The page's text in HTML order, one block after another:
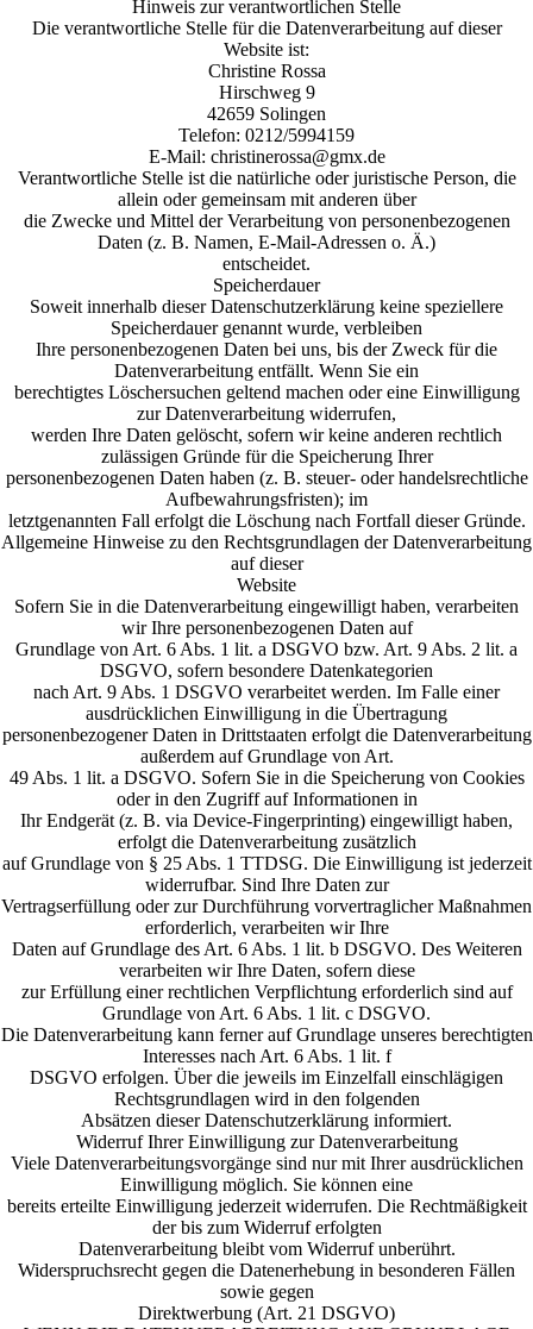
Hinweis zur verantwortlichen Stelle
Die verantwortliche Stelle für die Datenverarbeitung auf dieser
Website ist:
Christine Rossa
Hirschweg 9
42659 Solingen
Telefon: 0212/5994159
E-Mail: christinerossa@gmx.de
Verantwortliche Stelle ist die natürliche oder juristische Person, die
allein oder gemeinsam mit anderen über
die Zwecke und Mittel der Verarbeitung von personenbezogenen
Daten (z. B. Namen, E-Mail-Adressen o. Ä.)
entscheidet.
Speicherdauer
Soweit innerhalb dieser Datenschutzerklärung keine speziellere
Speicherdauer genannt wurde, verbleiben
Ihre personenbezogenen Daten bei uns, bis der Zweck für die
Datenverarbeitung entfällt. Wenn Sie ein
berechtigtes Löschersuchen geltend machen oder eine Einwilligung
zur Datenverarbeitung widerrufen,
werden Ihre Daten gelöscht, sofern wir keine anderen rechtlich
zulässigen Gründe für die Speicherung Ihrer
personenbezogenen Daten haben (z. B. steuer- oder handelsrechtliche
Aufbewahrungsfristen); im
letztgenannten Fall erfolgt die Löschung nach Fortfall dieser Gründe.
Allgemeine Hinweise zu den Rechtsgrundlagen der Datenverarbeitung
auf dieser
Website
Sofern Sie in die Datenverarbeitung eingewilligt haben, verarbeiten
wir Ihre personenbezogenen Daten auf
Grundlage von Art. 6 Abs. 1 lit. a DSGVO bzw. Art. 9 Abs. 2 lit. a
DSGVO, sofern besondere Datenkategorien
nach Art. 9 Abs. 1 DSGVO verarbeitet werden. Im Falle einer
ausdrücklichen Einwilligung in die Übertragung
personenbezogener Daten in Drittstaaten erfolgt die Datenverarbeitung
außerdem auf Grundlage von Art.
49 Abs. 1 lit. a DSGVO. Sofern Sie in die Speicherung von Cookies
oder in den Zugriff auf Informationen in
Ihr Endgerät (z. B. via Device-Fingerprinting) eingewilligt haben,
erfolgt die Datenverarbeitung zusätzlich
auf Grundlage von § 25 Abs. 1 TTDSG. Die Einwilligung ist jederzeit
widerrufbar. Sind Ihre Daten zur
Vertragserfüllung oder zur Durchführung vorvertraglicher Maßnahmen
erforderlich, verarbeiten wir Ihre
Daten auf Grundlage des Art. 6 Abs. 1 lit. b DSGVO. Des Weiteren
verarbeiten wir Ihre Daten, sofern diese
zur Erfüllung einer rechtlichen Verpflichtung erforderlich sind auf
Grundlage von Art. 6 Abs. 1 lit. c DSGVO.
Die Datenverarbeitung kann ferner auf Grundlage unseres berechtigten
Interesses nach Art. 6 Abs. 1 lit. f
DSGVO erfolgen. Über die jeweils im Einzelfall einschlägigen
Rechtsgrundlagen wird in den folgenden
Absätzen dieser Datenschutzerklärung informiert.
Widerruf Ihrer Einwilligung zur Datenverarbeitung
Viele Datenverarbeitungsvorgänge sind nur mit Ihrer ausdrücklichen
Einwilligung möglich. Sie können eine
bereits erteilte Einwilligung jederzeit widerrufen. Die Rechtmäßigkeit
der bis zum Widerruf erfolgten
Datenverarbeitung bleibt vom Widerruf unberührt.
Widerspruchsrecht gegen die Datenerhebung in besonderen Fällen
sowie gegen
Direktwerbung (Art. 21 DSGVO)